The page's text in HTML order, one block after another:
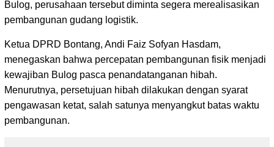
Bulog, perusahaan tersebut diminta segera merealisasikan
pembangunan gudang logistik.
Ketua DPRD Bontang, Andi Faiz Sofyan Hasdam,
menegaskan bahwa percepatan pembangunan fisik menjadi
kewajiban Bulog pasca penandatanganan hibah.
Menurutnya, persetujuan hibah dilakukan dengan syarat
pengawasan ketat, salah satunya menyangkut batas waktu
pembangunan.